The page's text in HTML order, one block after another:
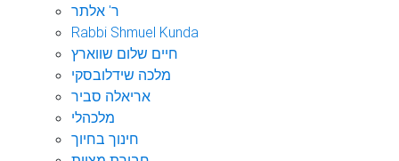
ר' אלתר
Rabbi Shmuel Kunda
חיים שלום שווארץ
מלכה שידלובסקי
אריאלה סביר
מלכהלי
חינוך בחיוך